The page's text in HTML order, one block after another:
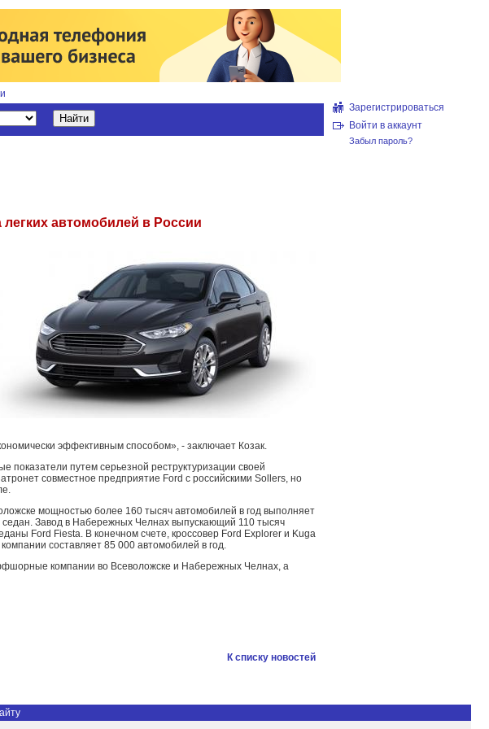
Зарегистрироваться
Войти в аккаунт
Забыл пароль?
автомобилей в России
эффективным способом», - заключает Козак.
показатели путем серьезной реструктуризации своей
совместное предприятие Ford с российскими Sollers, но
мощностью более 160 тысяч автомобилей в год выполняет
седан. Завод в Набережных Челнах выпускающий 110 тысяч
Ford Fiesta. В конечном счете, кроссовер Ford Explorer и Kuga
составляет 85 000 автомобилей в год.
компании во Всеволожске и Набережных Челнах, а
К списку новостей